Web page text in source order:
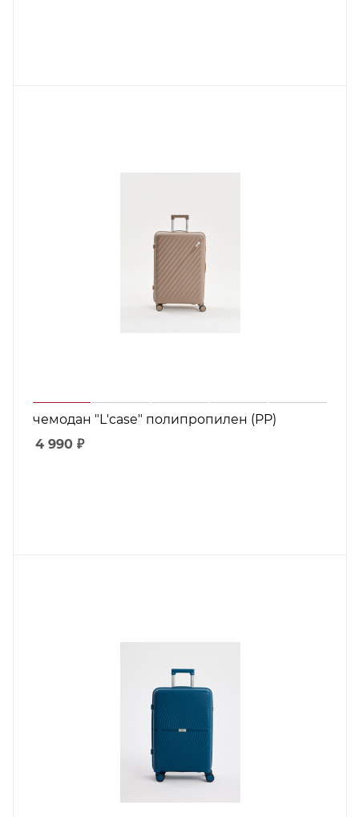
чемодан "L'case" полипропилен (PP)
4 990 ₽